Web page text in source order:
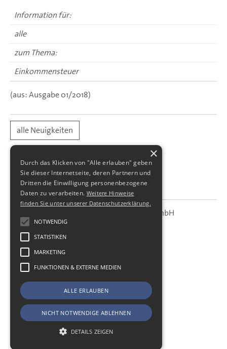
Information für:
alle
zum Thema:
Einkommensteuer
(aus: Ausgabe 01/2018)
alle Neuigkeiten
SBS
SBS Richter, Trenner & Kollegen GmbH
Steuerberatungsgesellschaft
Hohe Straße 55
01187Dresden
Telefax:+49 (0) 351 - 87 32 699
E-Mail:kanzlei@sbsdresden.de
ESt-Helfer
Start
Impressum
Datenschutz
×
Durch das Klicken von "Alle erlauben" geben
Sie dieser Internetseite, deren Partnern und
Dritten die Einwilligung personenbezogene
Daten zu verarbeiten. Weitere Hinweise
finden Sie unter unserer Datenschutzerklärung.
NOTWENDIG
STATISTIKEN
MARKETING
FUNKTIONEN & EXTERNE MEDIEN
ALLE ERLAUBEN
NICHT NOTWENDIGE ABLEHNEN
DETAILS ZEIGEN